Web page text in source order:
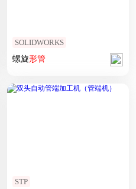
SOLIDWORKS
螺旋形管
STP